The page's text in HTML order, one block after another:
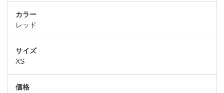
レッド
XS